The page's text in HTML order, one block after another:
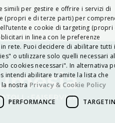
ITALIAN
ENGLISH
FRENCH
HUNGARIAN
DEUTSCH
POLSKI
simili per gestire e offrire i servizi di
(propri e di terze parti) per
e cookie di targeting (propri
in linea con le preferenze
rete. Puoi decidere di abilitare tutti i
o utilizzare solo quelli necessari al
cookies necessari". In alternativa
intendi abilitare tramite la lista che
nostra Privacy & Cookie Policy
PERFORMANCE